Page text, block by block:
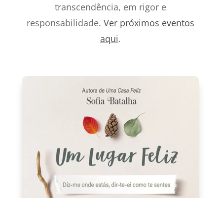
transcendência, em rigor e
responsabilidade. Ver próximos eventos
aqui.